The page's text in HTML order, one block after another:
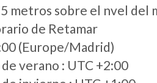
metros sobre el nvel del
de Retamar
(Europe/Madrid)
verano : UTC +2:00